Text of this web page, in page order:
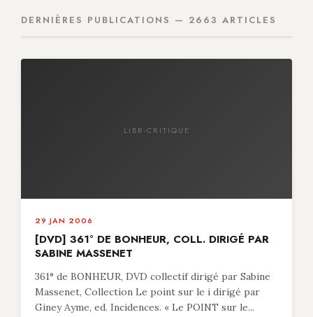
DERNIÈRES PUBLICATIONS — 2663 ARTICLES
LIBR-CRITIQUE
29 JAN 2006
[DVD] 361° DE BONHEUR, COLL. DIRIGÉ PAR
SABINE MASSENET
361° de BONHEUR, DVD collectif dirigé par Sabine
Massenet, Collection Le point sur le i dirigé par
Giney Ayme, ed. Incidences. « Le POINT sur le...